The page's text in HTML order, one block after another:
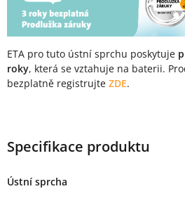
ETA pro tuto ústní sprchu poskytuje
roky, která se vztahuje na baterii.
bezplatně registrujte ZDE.
Specifikace produktu
Ústní sprcha